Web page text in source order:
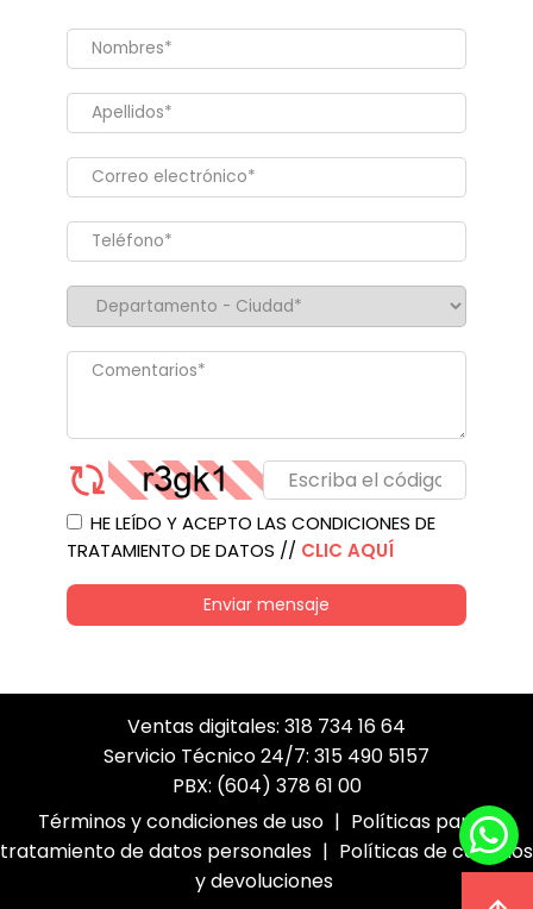
HE LEÍDO Y ACEPTO LAS CONDICIONES DE
TRATAMIENTO DE DATOS // CLIC AQUÍ
Enviar mensaje
Ventas digitales: 318 734 16 64
Servicio Técnico 24/7: 315 490 5157
PBX: (604) 378 61 00
Términos y condiciones de uso | Políticas para el
tratamiento de datos personales | Políticas de cambios
y devoluciones